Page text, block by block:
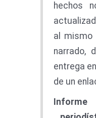
hechos
al mismo
narrado,
entrega
de un